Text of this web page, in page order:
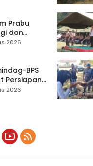
Aksi
Prabu
dan
Keramik
500 Koleksi
2026
BPS
Persiapan
2026